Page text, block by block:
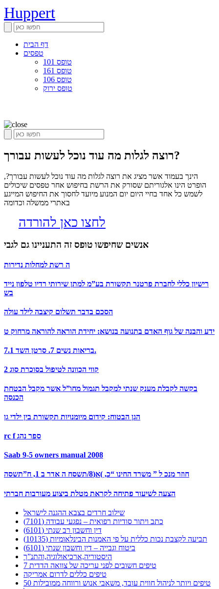
Huppert
דף הבית
טפסים
טופס 101
טופס 161
טופס 106
טופס ירוק
רוצה לגלות מה עוד נוכל לעשות עבורך?
הינך בעמוד אשר מציג את רוצה לגלות מה עוד נוכל לעשות עבורך?,
הופרט הינו אלגוריתם שסורק את הרשת בחיפוש אחר טפסים שיכולים
לשמש כל אחד בחיי היום יום המנוע מיועד לחסוך את החיפוש המייגע
באתרי ממשלה וכדומה
לחצו כאן להורדה
אנשים שחיפשו טופס זה התעניינו גם לגבי
ה רשת למחלות נדירות
רישיון כללי לחברת פרטנר תקשורת בע”מ למתן שירותי רדיו טלפון נייד
בש
הסכם בדבר תשלום קיצבה לילד עולה
ידע והבנה של גוף האדם בתנועה בנושא: יחידת הוראה להוראה מרחוק ט
בריאות נשים 7. סרטן השד 7.1.
קווי הכוונה לטיפול בסוכרת סוג 2
בקשה לקבלת מענק שנתי למקבל תגמול מחו”ל אשר מקבל הבטחת
הכנסה
הגן הבטוח: קידום מיומנויות תקשורת בין ילדי גן
rc f ספר נהג
Saab 9-5 owners manual 2008
חוזר מנכ ל ” משרד החינו “כ, )א(8/תשסח ה אדר ב 1, ח”תשסה
הצעה לשיעור פתיחה לקראת מטלת ביצוע מעורבות חברתי
שילוב חרדים בצבא ההגנה לישראל
כתב ויתור סודיות רפואית – נפגעי עבודה (7101)
דין וחשבון רב שנתי (6101)
תביעה לקצבת נכות כללית על פי האמנות הבינלאומיות (10135)
ביטוח וגבייה – דין וחשבון שנתי (6101)
היסטוריה,ארכיאולוגיה,והתנ”ך
7 טיפים חשובים לפני עריכה של צוואה הדדית
טיפים כללים לדרום אמריקה
50 טיפים ויותר לניהול חווית עובד, משאבי אנוש ורווחה ממובילות